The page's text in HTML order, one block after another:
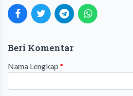
Beri Komentar
Nama Lengkap *